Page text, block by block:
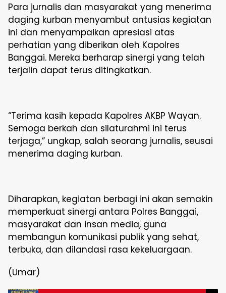
Para jurnalis dan masyarakat yang menerima
daging kurban menyambut antusias kegiatan
ini dan menyampaikan apresiasi atas
perhatian yang diberikan oleh Kapolres
Banggai. Mereka berharap sinergi yang telah
terjalin dapat terus ditingkatkan.
“Terima kasih kepada Kapolres AKBP Wayan.
Semoga berkah dan silaturahmi ini terus
terjaga,” ungkap, salah seorang jurnalis, seusai
menerima daging kurban.
Diharapkan, kegiatan berbagi ini akan semakin
memperkuat sinergi antara Polres Banggai,
masyarakat dan insan media, guna
membangun komunikasi publik yang sehat,
terbuka, dan dilandasi rasa kekeluargaan.
(Umar)